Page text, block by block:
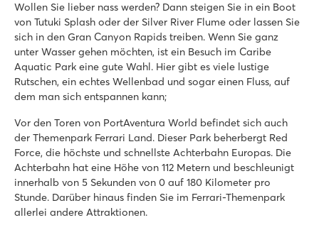
Vilanova Park
Vilanova Park
Spanien - - Costa Dorada - Vilanova i la Geltrú
★ ★
2 Schwimmbäder mit Rasenflächen und schnellen Rutschen
Tolles Animationsprogramm für Jung & Alt
Barcelona ist nur 35 km entfernt
Alannia Els Prats
Alannia Els Prats
Spanien - - Costa Dorada - Montroig del Camp
★ ★ ★
Wollen Sie lieber nass werden? Dann steigen Sie in ein Boot
von Tutuki Splash oder der Silver River Flume oder lassen Sie
sich in den Gran Canyon Rapids treiben. Wenn Sie ganz
unter Wasser gehen möchten, ist ein Besuch im Caribe
Aquatic Park eine gute Wahl. Hier gibt es viele lustige
Rutschen, ein echtes Wellenbad und sogar einen Fluss, auf
dem man sich entspannen kann;
Vor den Toren von PortAventura World befindet sich auch
der Themenpark Ferrari Land. Dieser Park beherbergt Red
Force, die höchste und schnellste Achterbahn Europas. Die
Achterbahn hat eine Höhe von 112 Metern und beschleunigt
innerhalb von 5 Sekunden von 0 auf 180 Kilometer pro
Stunde. Darüber hinaus finden Sie im Ferrari-Themenpark
allerlei andere Attraktionen.